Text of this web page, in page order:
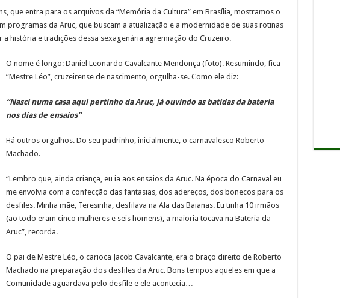
que entra para os arquivos da “Memória da Cultura” em Brasília, mostramos o
programas da Aruc, que buscam a atualização e a modernidade de suas rotinas
a história e tradições dessa sexagenária agremiação do Cruzeiro.
O nome é longo: Daniel Leonardo Cavalcante Mendonça (foto). Resumindo, fica
“Mestre Léo”, cruzeirense de nascimento, orgulha-se. Como ele diz:
“Nasci numa casa aqui pertinho da Aruc, já ouvindo as batidas da bateria
nos dias de ensaios”
Há outros orgulhos. Do seu padrinho, inicialmente, o carnavalesco Roberto
Machado.
“Lembro que, ainda criança, eu ia aos ensaios da Aruc. Na época do Carnaval eu
me envolvia com a confecção das fantasias, dos adereços, dos bonecos para os
desfiles. Minha mãe, Teresinha, desfilava na Ala das Baianas. Eu tinha 10 irmãos
(ao todo eram cinco mulheres e seis homens), a maioria tocava na Bateria da
Aruc”, recorda.
O pai de Mestre Léo, o carioca Jacob Cavalcante, era o braço direito de Roberto
Machado na preparação dos desfiles da Aruc. Bons tempos aqueles em que a
Comunidade aguardava pelo desfile e ele acontecia…